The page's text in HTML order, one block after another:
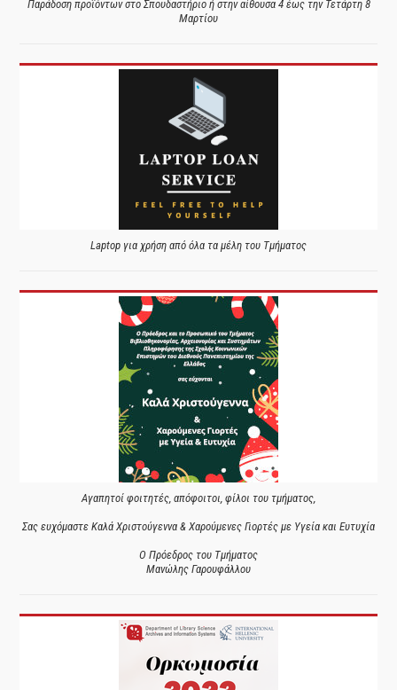
Παράδοση προϊόντων στο Σπουδαστήριο ή στην αίθουσα 4 έως την Τετάρτη 8
Μαρτίου
Laptop για χρήση από όλα τα μέλη του Τμήματος
Αγαπητοί φοιτητές, απόφοιτοι, φίλοι του τμήματος,
Σας ευχόμαστε Καλά Χριστούγεννα & Χαρούμενες Γιορτές με Υγεία και Ευτυχία
Ο Πρόεδρος του Τμήματος
Μανώλης Γαρουφάλλου